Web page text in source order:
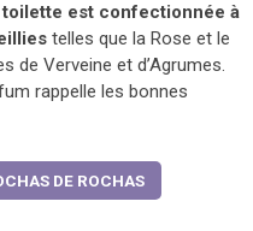
toilette est confectionnée à
telles que la Rose et le
de Verveine et d’Agrumes.
rappelle les bonnes
DE ROCHAS